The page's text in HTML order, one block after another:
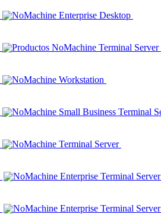
NoMachine Enterprise Desktop
Productos NoMachine Terminal Server
NoMachine Workstation
NoMachine Small Business Terminal
NoMachine Terminal Server
NoMachine Enterprise Terminal Server
NoMachine Enterprise Terminal